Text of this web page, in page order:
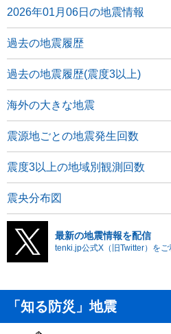
2026年01月06日の地震情報
過去の地震履歴
過去の地震履歴(震度3以上)
海外の大きな地震
震源地ごとの地震発生回数
震度3以上の地域別観測回数
震央分布図
最新の地震情報を配信
tenki.jp公式X（旧Twitter）をご
「知る防災」地震